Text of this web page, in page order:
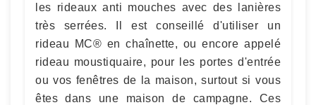
les rideaux anti mouches avec des lanières
très serrées. Il est conseillé d'utiliser un
rideau MC® en chaînette, ou encore appelé
rideau moustiquaire, pour les portes d'entrée
ou vos fenêtres de la maison, surtout si vous
êtes dans une maison de campagne. Ces